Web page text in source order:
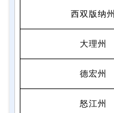
西双版纳州
大理州
德宏州
怒江州